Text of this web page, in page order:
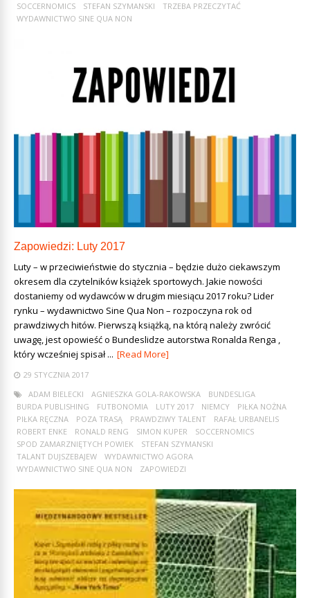
SOCCERNOMICS
STEFAN SZYMANSKI
TRZEBA PRZECZYTAĆ
WYDAWNICTWO SINE QUA NON
Zapowiedzi: Luty 2017
Luty – w przeciwieństwie do stycznia – będzie dużo ciekawszym
okresem dla czytelników książek sportowych. Jakie nowości
dostaniemy od wydawców w drugim miesiącu 2017 roku? Lider
rynku – wydawnictwo Sine Qua Non – rozpoczyna rok od
prawdziwych hitów. Pierwszą książką, na którą należy zwrócić
uwagę, jest opowieść o Bundeslidze autorstwa Ronalda Renga ,
który wcześniej spisał ... [Read More]
29 STYCZNIA 2017
ADAM BIELECKI
AGNIESZKA GOLA-RAKOWSKA
BUNDESLIGA
BURDA PUBLISHING
FUTBONOMIA LUTY 2017 NIEMCY
PIŁKA NOŻNA
PIŁKA RĘCZNA
POZA TRASĄ PRAWDZIWY TALENT
RAFAŁ URBANELIS
ROBERT ENKE
RONALD RENG SIMON KUPER
SOCCERNOMICS
SPOD ZAMARZNIĘTYCH POWIEK
STEFAN SZYMANSKI
TALANT DUJSZEBAJEW
WYDAWNICTWO AGORA
WYDAWNICTWO SINE QUA NON
ZAPOWIEDZI